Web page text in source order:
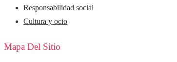
Responsabilidad social
Cultura y ocio
Mapa Del Sitio